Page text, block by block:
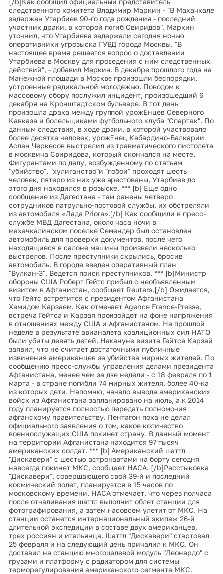
следственного комитета Владимир Маркин - "В Махачкале
задержан Утарбиев 90-го года рождения - последний
участник драки, в которой погиб Свиридов". Маркин
уточнил, что Утарбиева задержали сегодня ночью
оперативники угрозыска ГУВД города Москвы. "В
настоящее время решается вопрос о доставлении
Утарбиева в Москву для проведения с ним следственных
действий", - добавил Маркин. В декабре прошлого года на
Манежной площади в Москве произошли беспорядки,
устроенные радикальной молодежью. Поводом к
массовому сбору послужил инцидент, произошедший 6
декабря на Кронштадтском бульваре. В тот день
произошла драка между группой урожЕнцев Северного
Кавказа и болельщиками футбольного клуба "Спартак". По
данным следствия, в ходе драки, в которой участвовало
более десятка человек, урожЕнец Кабардино-Балкарии
Аслан Черкесов выстрелил из травматического пистолета
в москвича Свиридова, который скончался на месте.
Фигурантами по делу, возбужденному по статьям
"убийство", "хулиганство"и "побои" проходят шесть
человек, пятеро из них уже арестованы, Утарбиев до
этого дня находился в розыске. *** [b] Еще одно
сообщение из Дагестана - там ранены четверо
сотрудников патрульно-постовой службы, их обстреляли
из автомобиля «Лада Priora».[/b] Как сообщили в пресс-
службе МВД Дагестана, около часа ночи в
махачкалинском поселке Семендер был остановлен
автомобиль для проверки документов, после чего
находящиеся в салоне машины произвели несколько
выстрелов. После преступники скрылись, бросив
автомобиль. В городе введен оперативный план
"Вулкан-3". Ведется поиск преступников. *** [b]Министр
обороны США Роберт Гейтс прибыл с необъявленным
визитом в Афганистан, сообщает Reuters.[/b] Ожидается,
что Гейтс встретится с президентом Афганистана
Хамидом Карзаем. Как отмечает Agence France-Presse,
встреча Гейтса и Карзая произойдет на фоне напряжения
в отношениях между США и Афганистаном. На прошлой
неделе в результате авианалета коалиционных сил НАТО
были убиты девять детей. Накануне визита Гейтса Карзай
заявил, что не считает достаточными публичные
извинения американцев за убийства мирных жителей. По
сообщению пресс-службы управления делами президента
Афганистана, менее чем за две недели - с 18 февраля по 1
марта - в стране погибли 74 мирных жителя, более 40-ка
из которых дети. Напомню, начало вывода американских
войск из Афганистана запланировано на июль, а к 2014
году планируется полностью передать полномочия
афганскому правительству. Пентагон пока не делал
официального заявления о том, какое количество
военнослужащих США покинет страну. В данный момент
на территории Афганистана находится 97 тысяч
американских солдат. *** [b] Американский шаттл
"Дискавери" с шестью астронавтами на борту сегодня
навсегда покинет МКС, сообщает НАСА. [/b]Расстыковка
"Дискавери", совершающего свой 39-й и последний
космический полет, планируется в 15 часов по
московскому времени. НАСА отмечает, что через полчаса
после отчаливания шаттл выполнит облет станции для
фотографирования, а затем насовсем улетит от МКС. На
станции останется интернациональный экипаж 26-й
длительной экспедиции в составе двух американцев,
трех россиян и итальянца. Шаттл "Дискавери" стартовал
25 февраля и на следующий день причалил к МКС. Он
доставил на станцию многоцелевой модуль "Леонардо" с
грузами и платформу с радиатором для системы
терморегулирования американского сегмента МКС.